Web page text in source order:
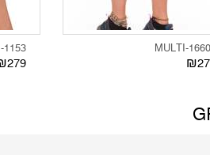
1153-WHITE 16600-